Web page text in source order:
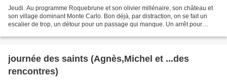
Jeudi. Au programme Roquebrune et son olivier millénaire, son château et
son village dominant Monte Carlo. Bon déjà, par distraction, on se fait un
escalier de trop, un détour pour un passage qui manque. Un arrêt pour
journée des saints (Agnès,Michel et ...des
rencontres)